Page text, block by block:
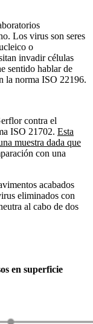
Los virus son seres
o
invadir células
sentido hablar de
la norma ISO 22196.
contra el
ISO 21702. Esta
muestra dada que
con una
acabados
eliminados con
al cabo de dos
en superficie